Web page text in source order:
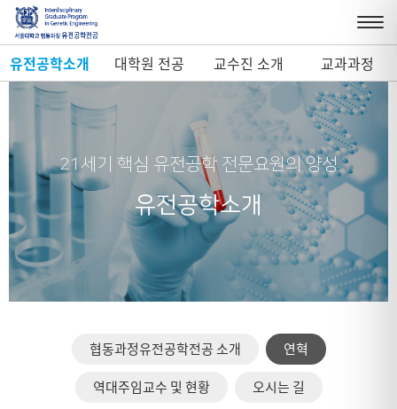
유전공학소개 대학원 전공 교수진 소개 교과과정
21세기 핵심 유전공학 전문요원의 양성
유전공학소개
협동과정유전공학전공 소개
연혁
역대주임교수 및 현황
오시는 길